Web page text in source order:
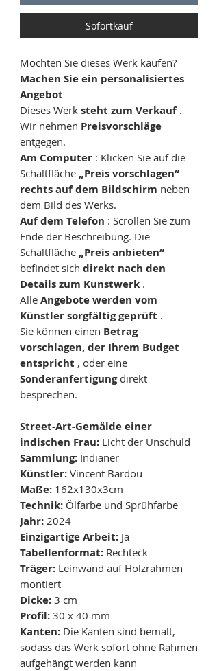
Sofortkauf
Möchten Sie dieses Werk kaufen?
Machen Sie ein personalisiertes
Angebot
Dieses Werk steht zum Verkauf.
Wir nehmen Preisvorschläge
entgegen.
Am Computer : Klicken Sie auf die
Schaltfläche „Preis vorschlagen“
rechts auf dem Bildschirm neben
dem Bild des Werks.
Auf dem Telefon : Scrollen Sie zum
Ende der Beschreibung. Die
Schaltfläche „Preis anbieten“
befindet sich direkt nach den
Details zum Kunstwerk .
Alle Angebote werden vom
Künstler sorgfältig geprüft .
Sie können einen Betrag
vorschlagen, der Ihrem Budget
entspricht , oder eine
Sonderanfertigungdirekt
besprechen.
Street-Art-Gemälde einer
indischen Frau: Licht der Unschuld
Sammlung: Indianer
Künstler: Vincent Bardou
Maße: 162x130x3cm
Technik: Ölfarbe und Sprühfarbe
Jahr: 2024
Einzigartige Arbeit: Ja
Tabellenformat: Rechteck
Träger: Leinwand auf Holzrahmen
montiert
Dicke: 3 cm
Profil: 30 x 40 mm
Kanten: Die Kanten sind bemalt,
sodass das Werk sofort ohne Rahmen
aufgehängt werden kann